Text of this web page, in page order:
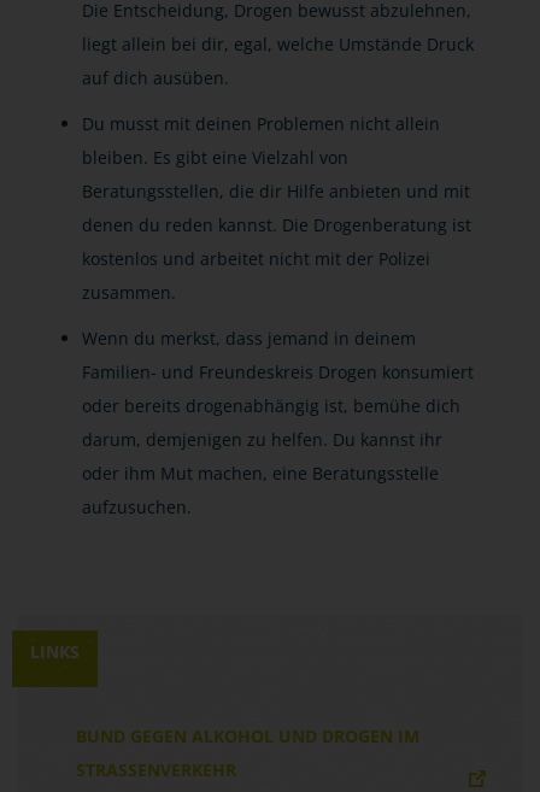
Die Entscheidung, Drogen bewusst abzulehnen,
liegt allein bei dir, egal, welche Umstände Druck
auf dich ausüben.
Du musst mit deinen Problemen nicht allein
bleiben. Es gibt eine Vielzahl von
Beratungsstellen, die dir Hilfe anbieten und mit
denen du reden kannst. Die Drogenberatung ist
kostenlos und arbeitet nicht mit der Polizei
zusammen.
Wenn du merkst, dass jemand in deinem
Familien- und Freundeskreis Drogen konsumiert
oder bereits drogenabhängig ist, bemühe dich
darum, demjenigen zu helfen. Du kannst ihr
oder ihm Mut machen, eine Beratungsstelle
aufzusuchen.
LINKS
BUND GEGEN ALKOHOL UND DROGEN IM
STRASSENVERKEHR